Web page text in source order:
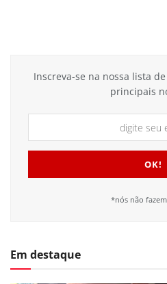
Inscreva-se na nossa lista
principais
*nós não
Em destaque